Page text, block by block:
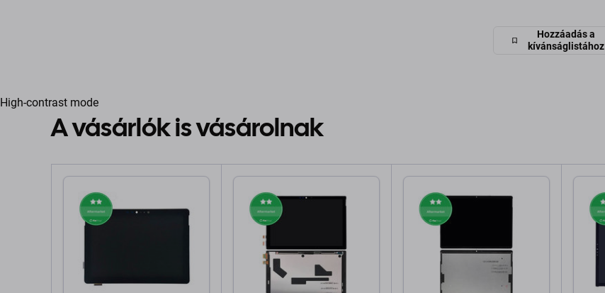
Hozzáadás a
kívánságlistához
High-contrast mode
A vásárlók is vásárolnak